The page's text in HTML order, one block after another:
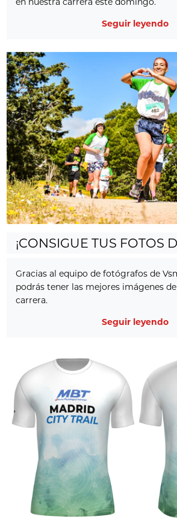
Seguir leyendo
¡CONSIGUE TUS FOTOS
Gracias al equipo de fotógrafos de
podrás tener las mejores imágenes
carrera.
Seguir leyendo